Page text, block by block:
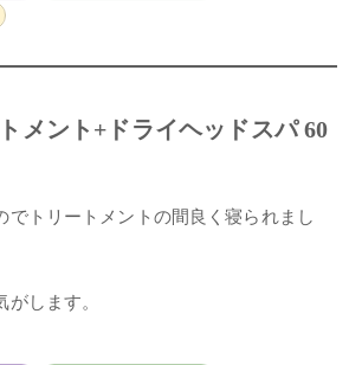
メント+ドライヘッドスパ 60
でトリートメントの間良く寝られまし
します。